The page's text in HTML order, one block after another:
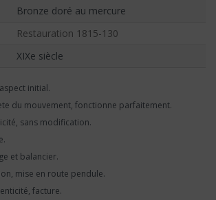
Bronze doré au mercure
Restauration 1815-130
XIXe siècle
initial.
du mouvement, fonctionne parfaitement.
sans modification.
et balancier.
mise en route pendule.
facture.